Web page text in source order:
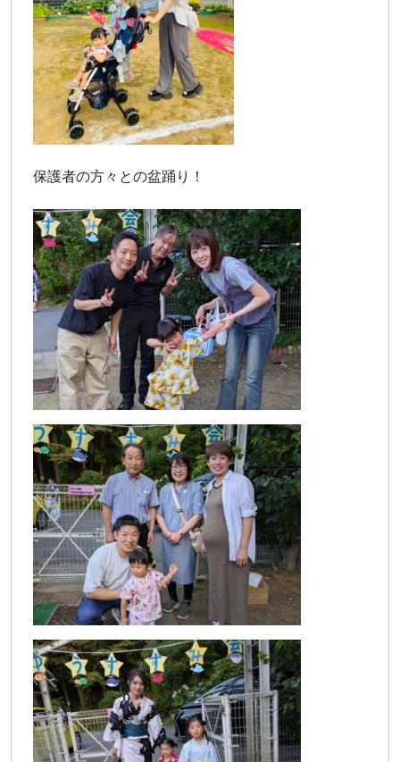
保護者の方々との盆踊り！